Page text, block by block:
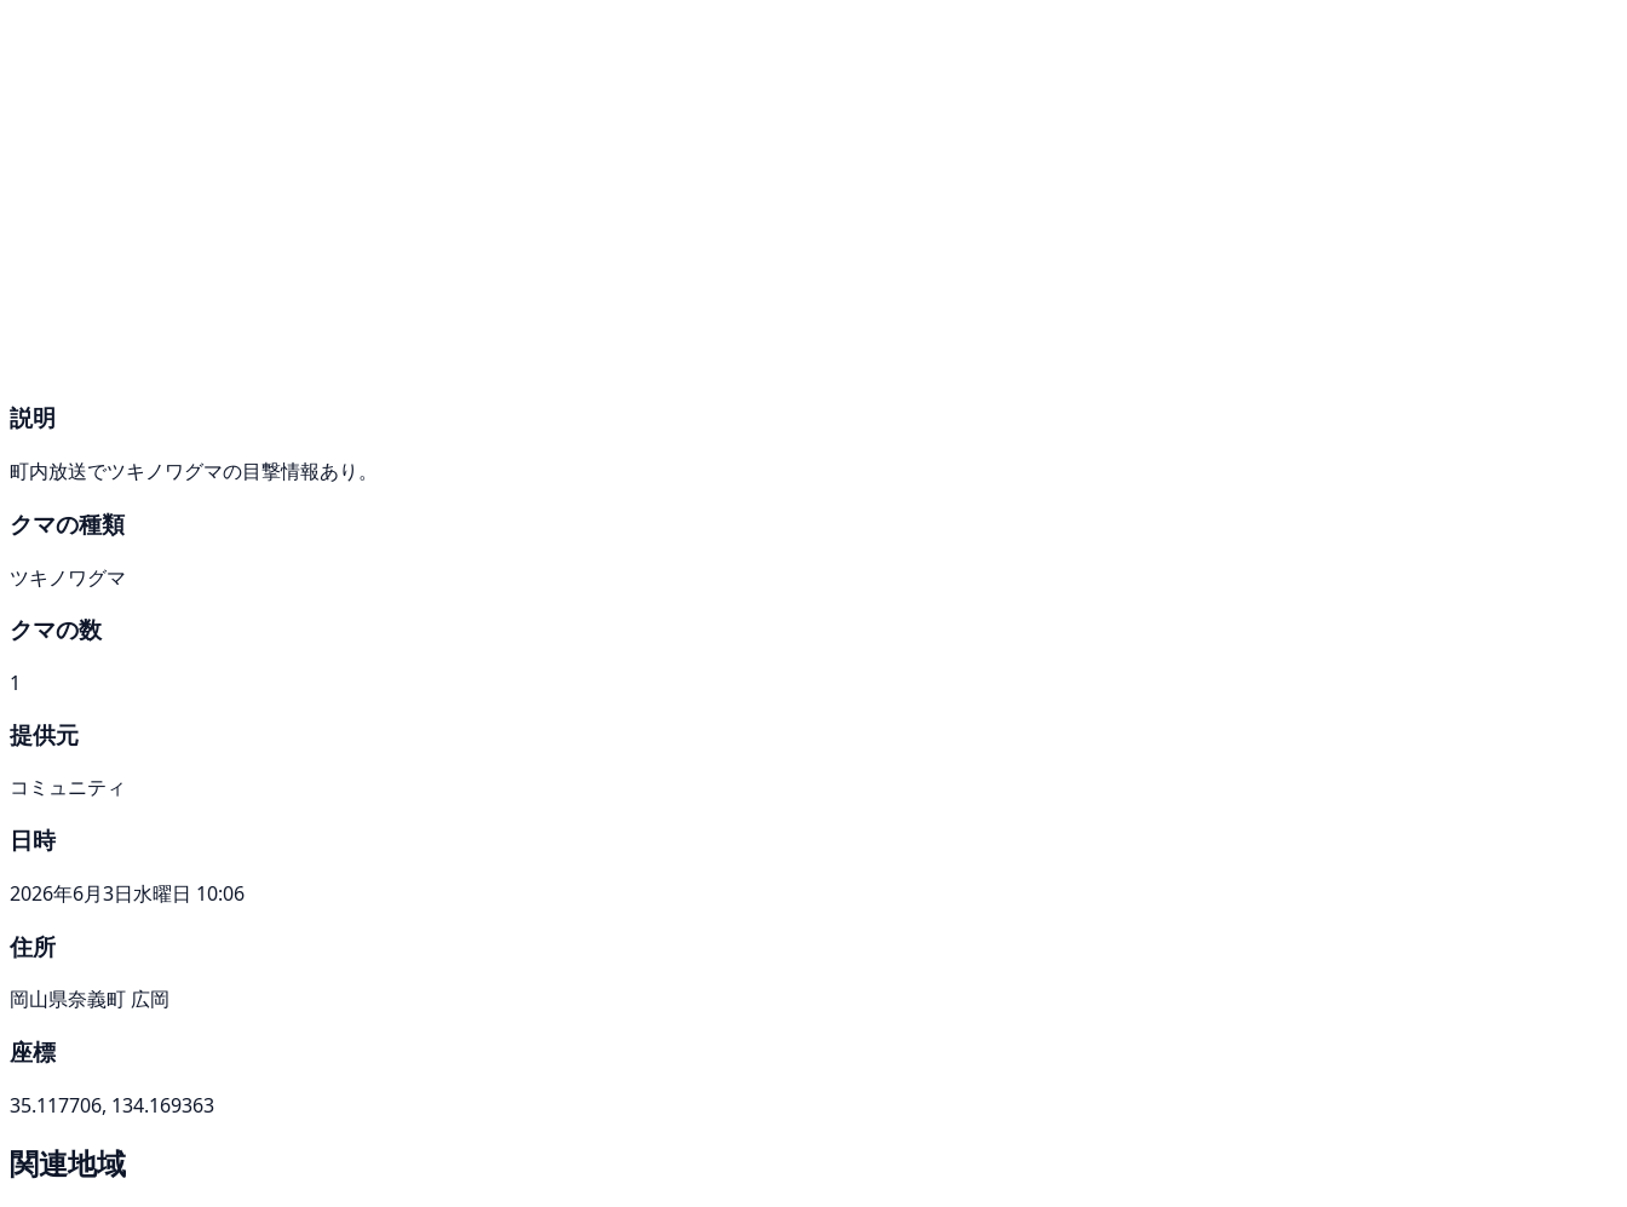
説明
町内放送でツキノワグマの目撃情報あり。
クマの種類
ツキノワグマ
クマの数
1
提供元
コミュニティ
日時
2026年6月3日水曜日 10:06
住所
岡山県奈義町 広岡
座標
35.117706, 134.169363
関連地域